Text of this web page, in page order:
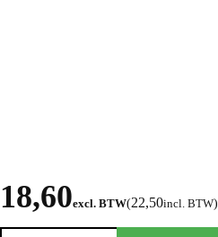
18,60excl. BTW(22,50incl. BTW)